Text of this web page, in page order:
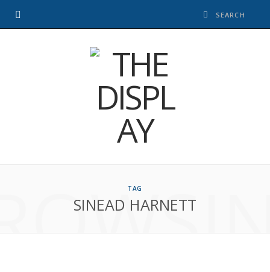
TAG
SINEAD HARNETT